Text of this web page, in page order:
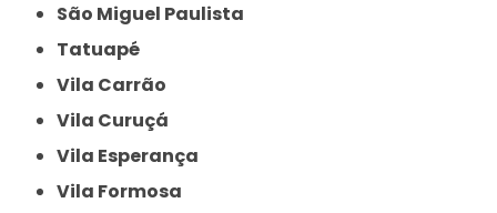
São Miguel Paulista
Tatuapé
Vila Carrão
Vila Curuçá
Vila Esperança
Vila Formosa